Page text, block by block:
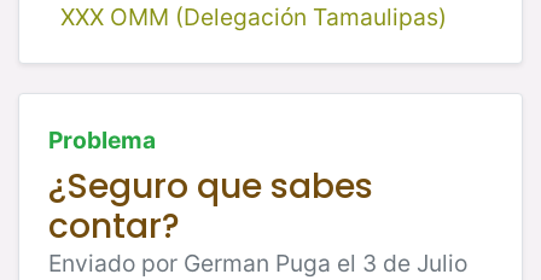
XXX OMM (Delegación Tamaulipas)
Problema
¿Seguro que sabes
contar?
Enviado por German Puga el 3 de Julio